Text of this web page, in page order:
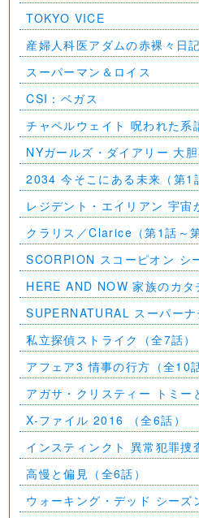
TOKYO VICE
産婦人科医アダムの赤裸々日記
スーパーマン＆ロイス
CSI：ベガス
チャペルウェイト 呪われた系
NYガールズ・ダイアリー 大
5（第1話～第2話）
2034 今そこにある未来（第1
レジデント・エイリアン 宇宙
第7話）
クラリス／Clarice（第1話～第
SCORPION スコーピオン シ
話）
HERE AND NOW 家族のカタ
SUPERNATURAL スーパー
11（全23話）
私立探偵ストライク（全7話）
アフェア3 情事の行方（全10話
アガサ・クリスティー トミー
を－
X-ファイル 2016 （全6話）
インスティンクト 異常犯罪捜
高慢と偏見（全6話）
ウォーキング・デッド シーズ